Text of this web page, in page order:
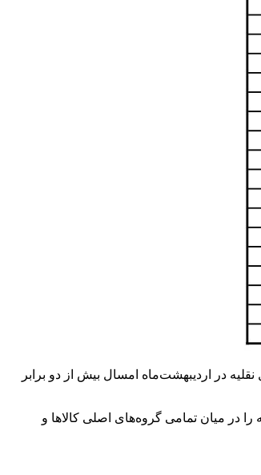
معنا که هزینه خرید خودرو و وسایل نقلیه در اردیبهشت‌ماه امسال بیش از دو برابر
در میان تمامی گروه‌های اصلی کالاها و